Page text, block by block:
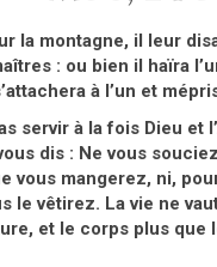
la montagne, il leur
: ou bien il haïra
à l’un et
servir à la fois Dieu et
dis : Ne vous
vous mangerez, ni,
le vêtirez. La vie ne
et le corps plus que